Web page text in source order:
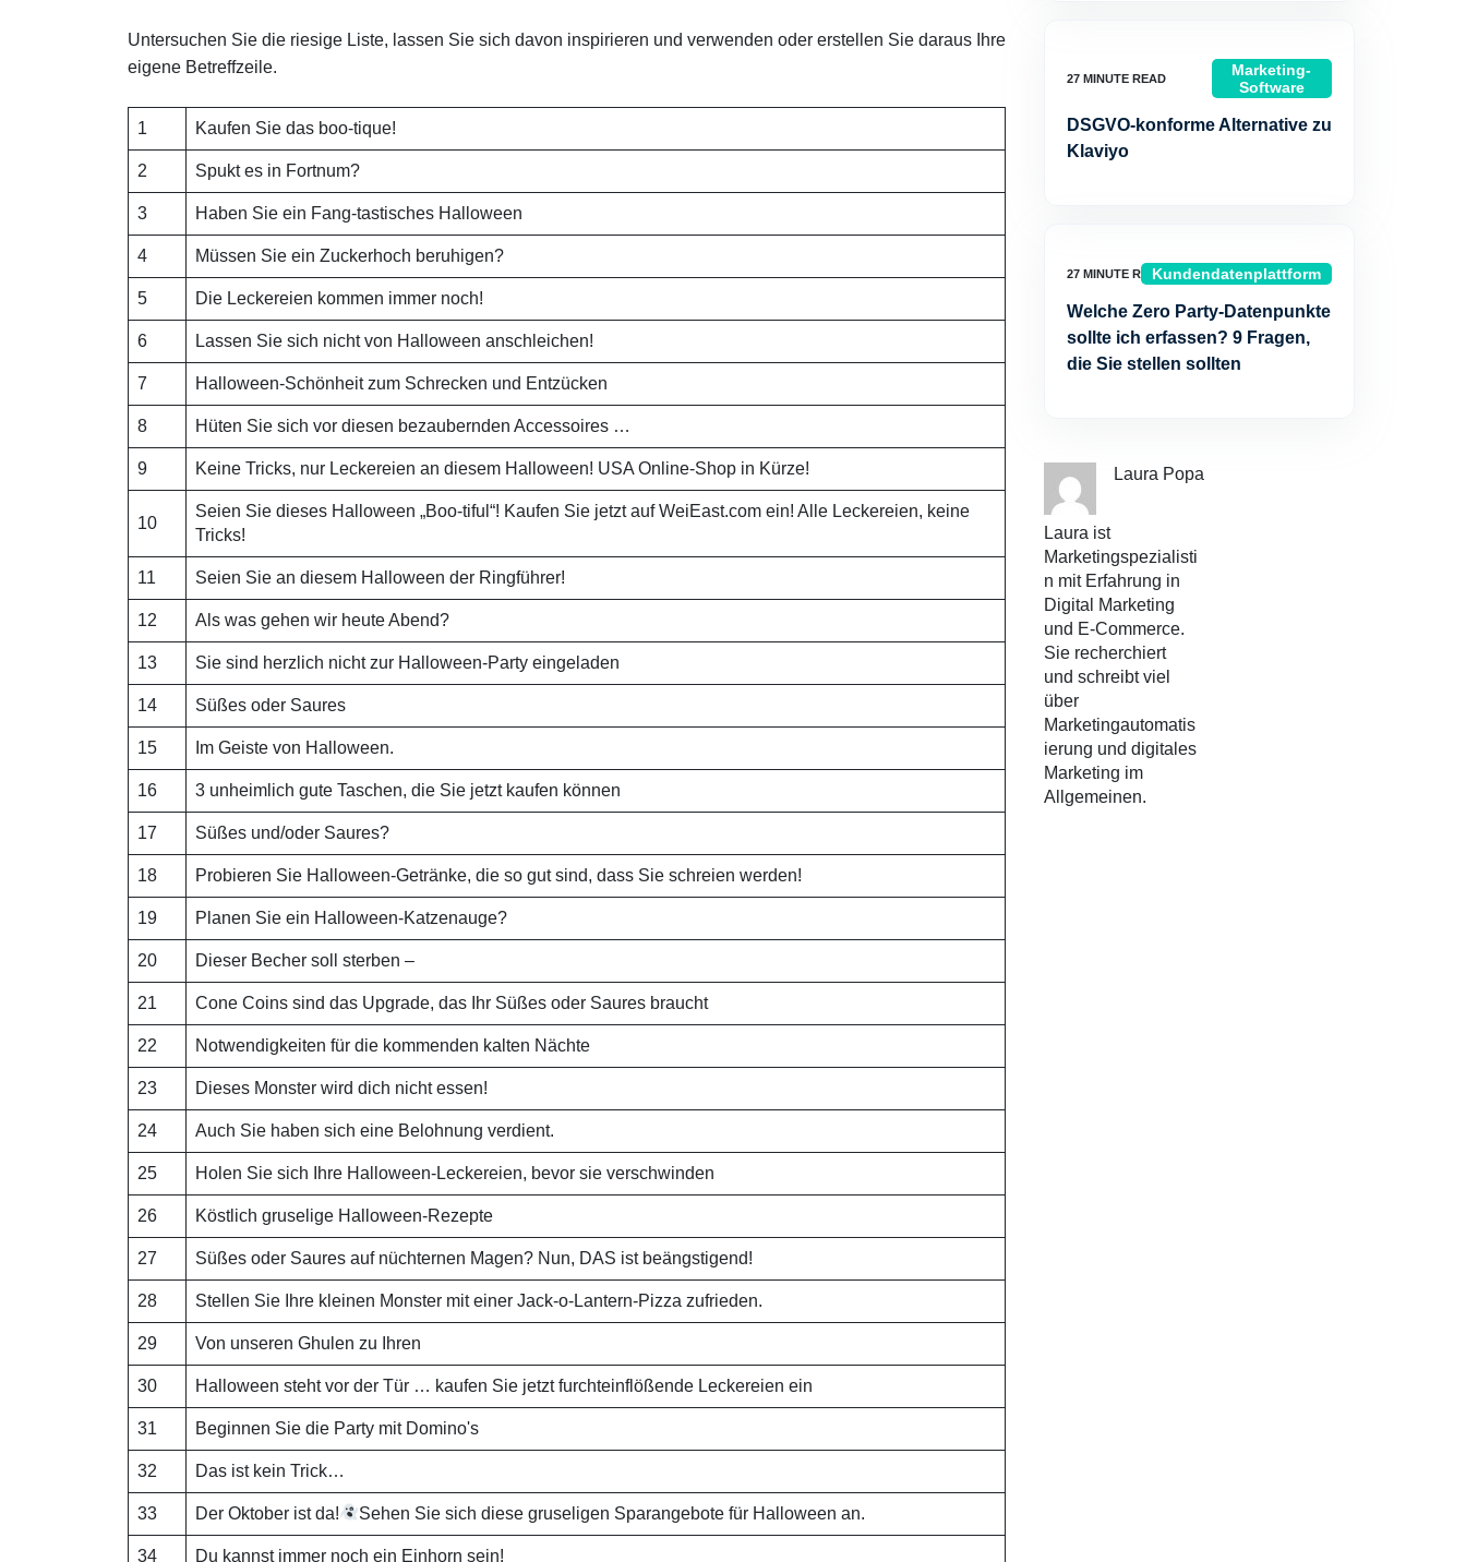
Untersuchen Sie die riesige Liste, lassen Sie sich davon inspirieren und verwenden oder erstellen Sie daraus Ihre
eigene Betreffzeile.
1 Kaufen Sie das boo-tique!
2 Spukt es in Fortnum?
3 Haben Sie ein Fang-tastisches Halloween
4 Müssen Sie ein Zuckerhoch beruhigen?
5 Die Leckereien kommen immer noch!
6 Lassen Sie sich nicht von Halloween anschleichen!
7 Halloween-Schönheit zum Schrecken und Entzücken
8 Hüten Sie sich vor diesen bezaubernden Accessoires …
9 Keine Tricks, nur Leckereien an diesem Halloween! USA Online-Shop in Kürze!
10
Seien Sie dieses Halloween „Boo-tiful“! Kaufen Sie jetzt auf WeiEast.com ein! Alle Leckereien, keine
Tricks!
11 Seien Sie an diesem Halloween der Ringführer!
12 Als was gehen wir heute Abend?
13 Sie sind herzlich nicht zur Halloween-Party eingeladen
14 Süßes oder Saures
15 Im Geiste von Halloween.
16 3 unheimlich gute Taschen, die Sie jetzt kaufen können
17 Süßes und/oder Saures?
18 Probieren Sie Halloween-Getränke, die so gut sind, dass Sie schreien werden!
19 Planen Sie ein Halloween-Katzenauge?
20 Dieser Becher soll sterben –
21 Cone Coins sind das Upgrade, das Ihr Süßes oder Saures braucht
22 Notwendigkeiten für die kommenden kalten Nächte
23 Dieses Monster wird dich nicht essen!
24 Auch Sie haben sich eine Belohnung verdient.
25 Holen Sie sich Ihre Halloween-Leckereien, bevor sie verschwinden
26 Köstlich gruselige Halloween-Rezepte
27 Süßes oder Saures auf nüchternen Magen? Nun, DAS ist beängstigend!
28 Stellen Sie Ihre kleinen Monster mit einer Jack-o-Lantern-Pizza zufrieden.
29 Von unseren Ghulen zu Ihren
30 Halloween steht vor der Tür … kaufen Sie jetzt furchteinflößende Leckereien ein
31 Beginnen Sie die Party mit Domino's
32 Das ist kein Trick…
33 Der Oktober ist da! Sehen Sie sich diese gruseligen Sparangebote für Halloween an.
34 Du kannst immer noch ein Einhorn sein!
Marketing-
Software
DSGVO-konforme Alternative zu
Klaviyo
Kundendatenplattform
Welche Zero Party-Datenpunkte
sollte ich erfassen? 9 Fragen,
die Sie stellen sollten
Laura Popa
Laura ist
Marketingspezialisti
n mit Erfahrung in
Digital Marketing
und E-Commerce.
Sie recherchiert
und schreibt viel
über
Marketingautomatis
ierung und digitales
Marketing im
Allgemeinen.